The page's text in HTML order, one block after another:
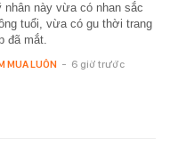
nhân này vừa có nhan sắc
tuổi, vừa có gu thời trang
đã mắt.
MUA LUÔN - 6 giờ trước